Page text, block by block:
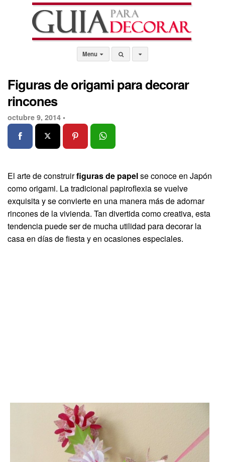
Menu
Figuras de origami para decorar
rincones
octubre 9, 2014 •
El arte de construirfiguras de papelse conoce en Japón
como origami. La tradicional papiroflexia se vuelve
exquisita y se convierte en una manera más de adornar
rincones de la vivienda. Tan divertida como creativa, esta
tendencia puede ser de mucha utilidad para decorar la
casa en días de fiesta y en ocasiones especiales.